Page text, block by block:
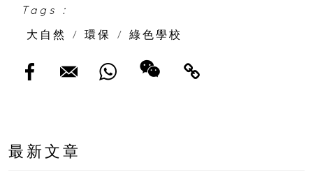
Tags :
大自然
/ 環保 / 綠色學校
最新文章